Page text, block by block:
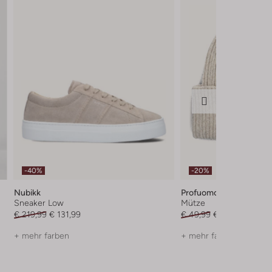
-40%
Nubikk
Sneaker Low
€ 219,99 € 131,99
+ mehr farben
-20%
Profuomo
Mütze
€ 49,99 € 39,99
+ mehr farben